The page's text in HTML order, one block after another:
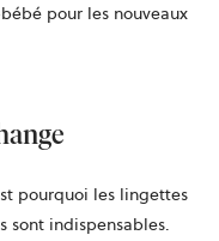
pour les nouveaux
pourquoi les lingettes
sont indispensables.